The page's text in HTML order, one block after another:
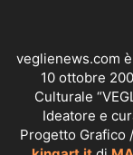
veglienews.com
10 ottobre
Culturale
Ideatore e
Progetto Grafico